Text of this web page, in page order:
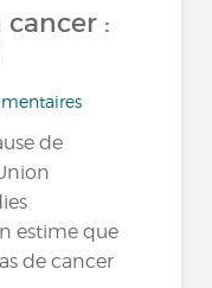
cancer :
de
estime que
de cancer